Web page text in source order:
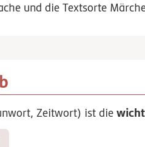
und die Textsorte
Zeitwort) ist die